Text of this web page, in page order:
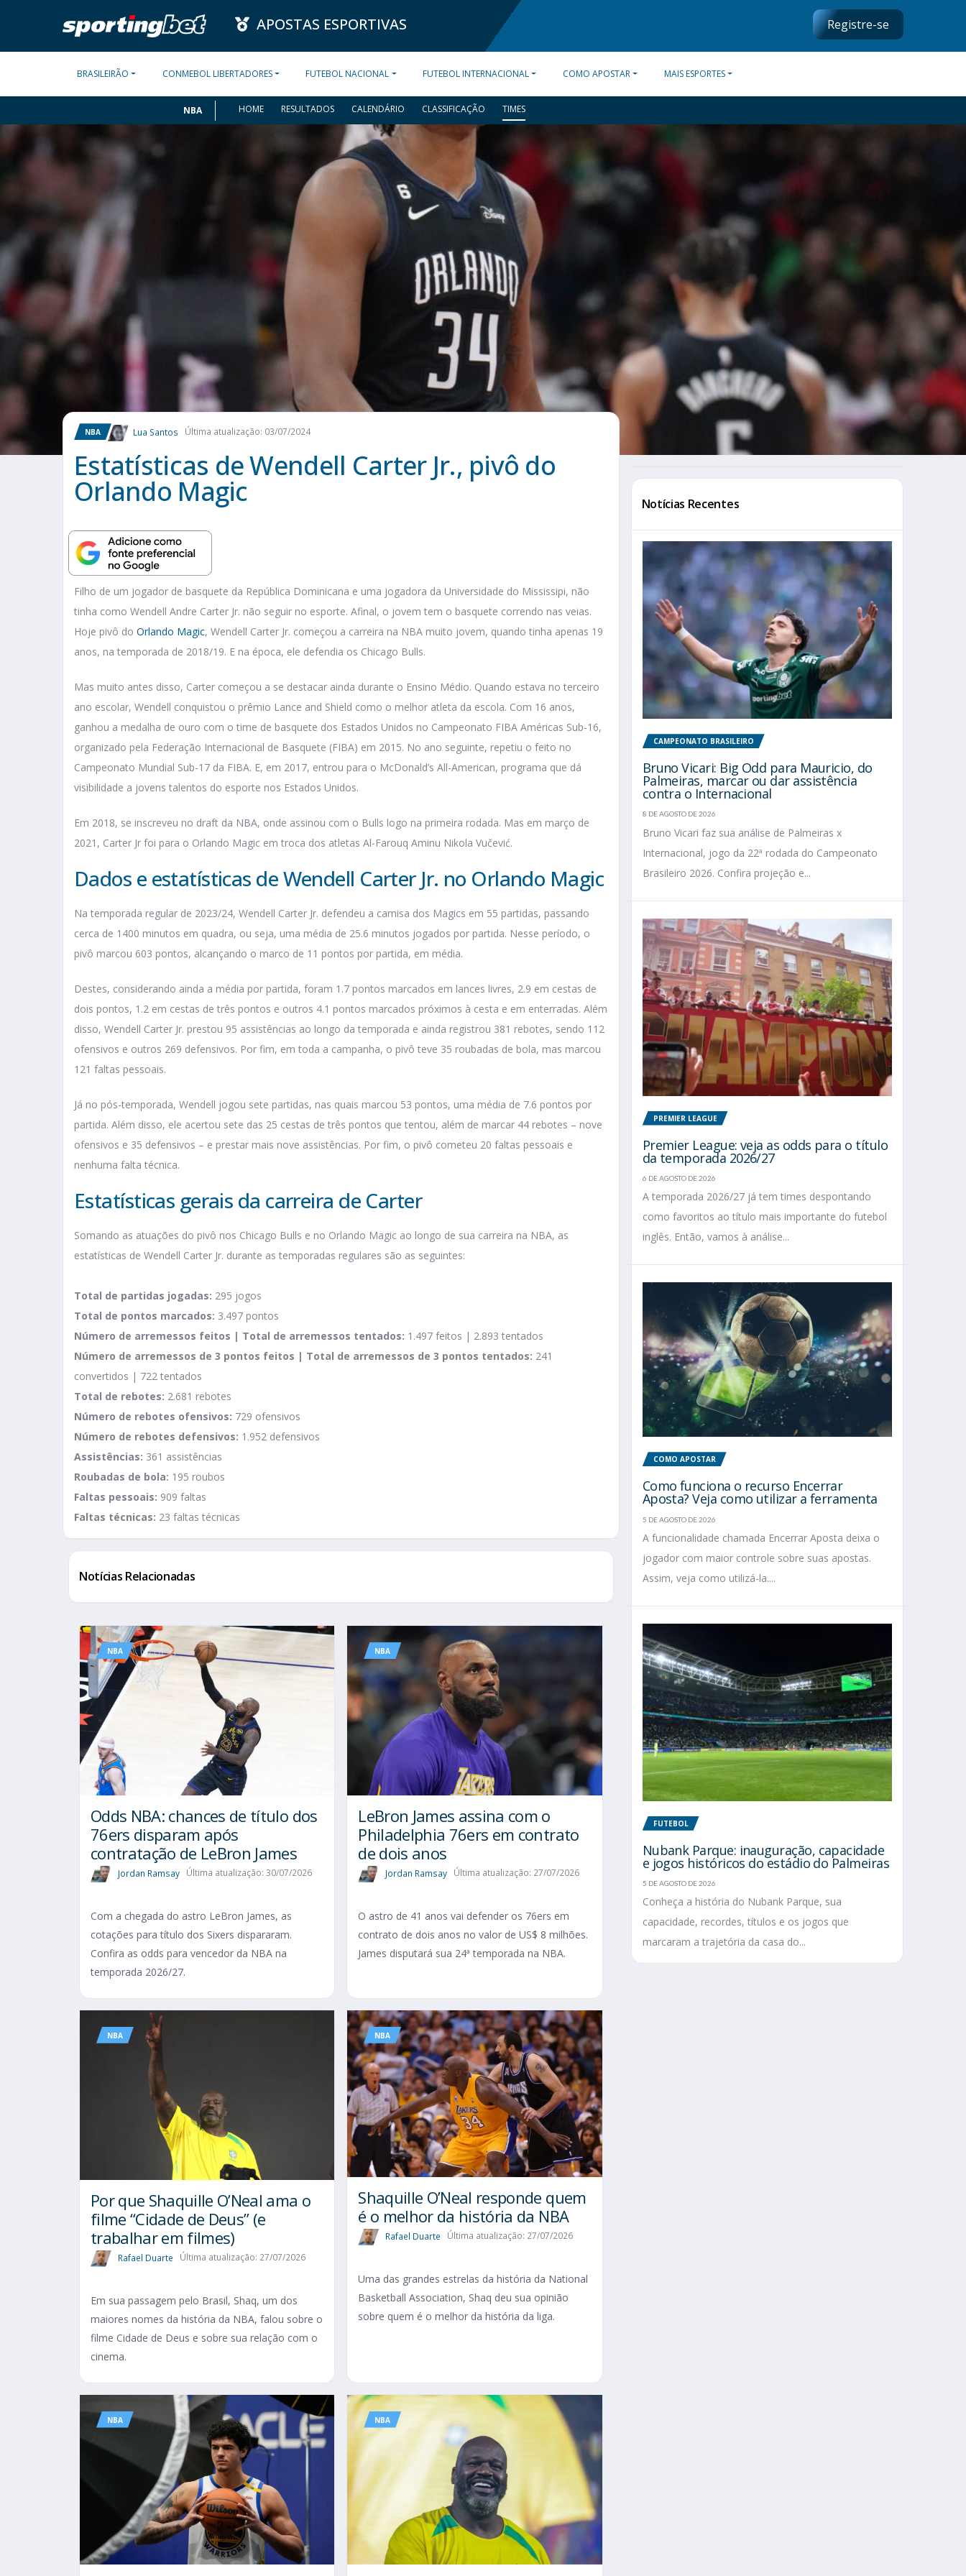
APOSTAS ESPORTIVAS Registre-se
BRASILEIRÃO CONMEBOL LIBERTADORES FUTEBOL NACIONAL FUTEBOL INTERNACIONAL COMO APOSTAR MAIS ESPORTES
NBA HOME RESULTADOS CALENDÁRIO CLASSIFICAÇÃO TIMES
NBA Lua Santos Última atualização: 03/07/2024
Estatísticas de Wendell Carter Jr., pivô do
Orlando Magic
Filho de um jogador de basquete da República Dominicana e uma jogadora da Universidade do Mississipi, não
tinha como Wendell Andre Carter Jr. não seguir no esporte. Afinal, o jovem tem o basquete correndo nas veias.
Hoje pivô do Orlando Magic, Wendell Carter Jr. começou a carreira na NBA muito jovem, quando tinha apenas 19
anos, na temporada de 2018/19. E na época, ele defendia os Chicago Bulls.
Mas muito antes disso, Carter começou a se destacar ainda durante o Ensino Médio. Quando estava no terceiro
ano escolar, Wendell conquistou o prêmio Lance and Shield como o melhor atleta da escola. Com 16 anos,
ganhou a medalha de ouro com o time de basquete dos Estados Unidos no Campeonato FIBA Américas Sub-16,
organizado pela Federação Internacional de Basquete (FIBA) em 2015. No ano seguinte, repetiu o feito no
Campeonato Mundial Sub-17 da FIBA. E, em 2017, entrou para o McDonald’s All-American, programa que dá
visibilidade a jovens talentos do esporte nos Estados Unidos.
Em 2018, se inscreveu no draft da NBA, onde assinou com o Bulls logo na primeira rodada. Mas em março de
2021, Carter Jr foi para o Orlando Magic em troca dos atletas Al-Farouq Aminu Nikola Vučević.
Dados e estatísticas de Wendell Carter Jr. no Orlando Magic
Na temporada regular de 2023/24, Wendell Carter Jr. defendeu a camisa dos Magics em 55 partidas, passando
cerca de 1400 minutos em quadra, ou seja, uma média de 25.6 minutos jogados por partida. Nesse período, o
pivô marcou 603 pontos, alcançando o marco de 11 pontos por partida, em média.
Destes, considerando ainda a média por partida, foram 1.7 pontos marcados em lances livres, 2.9 em cestas de
dois pontos, 1.2 em cestas de três pontos e outros 4.1 pontos marcados próximos à cesta e em enterradas. Além
disso, Wendell Carter Jr. prestou 95 assistências ao longo da temporada e ainda registrou 381 rebotes, sendo 112
ofensivos e outros 269 defensivos. Por fim, em toda a campanha, o pivô teve 35 roubadas de bola, mas marcou
121 faltas pessoais.
Já no pós-temporada, Wendell jogou sete partidas, nas quais marcou 53 pontos, uma média de 7.6 pontos por
partida. Além disso, ele acertou sete das 25 cestas de três pontos que tentou, além de marcar 44 rebotes – nove
ofensivos e 35 defensivos – e prestar mais nove assistências. Por fim, o pivô cometeu 20 faltas pessoais e
nenhuma falta técnica.
Estatísticas gerais da carreira de Carter
Somando as atuações do pivô nos Chicago Bulls e no Orlando Magic ao longo de sua carreira na NBA, as
estatísticas de Wendell Carter Jr. durante as temporadas regulares são as seguintes:
Total de partidas jogadas: 295 jogos
Total de pontos marcados: 3.497 pontos
Número de arremessos feitos | Total de arremessos tentados: 1.497 feitos | 2.893 tentados
Número de arremessos de 3 pontos feitos | Total de arremessos de 3 pontos tentados: 241
convertidos | 722 tentados
Total de rebotes: 2.681 rebotes
Número de rebotes ofensivos: 729 ofensivos
Número de rebotes defensivos: 1.952 defensivos
Assistências: 361 assistências
Roubadas de bola: 195 roubos
Faltas pessoais: 909 faltas
Faltas técnicas: 23 faltas técnicas
Notícias Relacionadas
NBA
Odds NBA: chances de título dos
76ers disparam após
contratação de LeBron James
Jordan Ramsay Última atualização: 30/07/2026
Com a chegada do astro LeBron James, as
cotações para título dos Sixers dispararam.
Confira as odds para vencedor da NBA na
temporada 2026/27.
NBA
LeBron James assina com o
Philadelphia 76ers em contrato
de dois anos
Jordan Ramsay Última atualização: 27/07/2026
O astro de 41 anos vai defender os 76ers em
contrato de dois anos no valor de US$ 8 milhões.
James disputará sua 24ª temporada na NBA.
NBA
Por que Shaquille O’Neal ama o
filme “Cidade de Deus” (e
trabalhar em filmes)
Rafael Duarte Última atualização: 27/07/2026
Em sua passagem pelo Brasil, Shaq, um dos
maiores nomes da história da NBA, falou sobre o
filme Cidade de Deus e sobre sua relação com o
cinema.
NBA
Shaquille O’Neal responde quem
é o melhor da história da NBA
Rafael Duarte Última atualização: 27/07/2026
Uma das grandes estrelas da história da National
Basketball Association, Shaq deu sua opinião
sobre quem é o melhor da história da liga.
NBA NBA
Notícias Recentes
CAMPEONATO BRASILEIRO
Bruno Vicari: Big Odd para Mauricio, do
Palmeiras, marcar ou dar assistência
contra o Internacional
8 DE AGOSTO DE 2026
Bruno Vicari faz sua análise de Palmeiras x
Internacional, jogo da 22ª rodada do Campeonato
Brasileiro 2026. Confira projeção e...
PREMIER LEAGUE
Premier League: veja as odds para o título
da temporada 2026/27
6 DE AGOSTO DE 2026
A temporada 2026/27 já tem times despontando
como favoritos ao título mais importante do futebol
inglês. Então, vamos à análise...
COMO APOSTAR
Como funciona o recurso Encerrar
Aposta? Veja como utilizar a ferramenta
5 DE AGOSTO DE 2026
A funcionalidade chamada Encerrar Aposta deixa o
jogador com maior controle sobre suas apostas.
Assim, veja como utilizá-la....
FUTEBOL
Nubank Parque: inauguração, capacidade
e jogos históricos do estádio do Palmeiras
5 DE AGOSTO DE 2026
Conheça a história do Nubank Parque, sua
capacidade, recordes, títulos e os jogos que
marcaram a trajetória da casa do...